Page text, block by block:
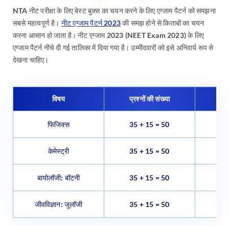
NTA नीट परीक्षा के लिए बेस्ट बुक्स का चयन करने के लिए एग्जाम पैटर्न को समझना
सबसे महत्वपूर्ण है। नीट एग्जाम पैटर्न 2023की समझ होने से किताबों का चयन
करना आसान हो जाता है। नीट एग्जाम 2023 (NEET Exam 2023) के लिए
एग्जाम पैटर्न नीचे दी गई तालिका में दिया गया है। उम्मीदवारों को इसे अनिवार्य रूप से
देखना चाहिए।
विषय प्रश्नों की संख्या
फिजिक्स 35 + 15 = 50
केमेस्ट्री 35 + 15 = 50
बायोलॉजी: बॉटनी 35 + 15 = 50
जीवविज्ञान: जूलॉजी 35 + 15 = 50